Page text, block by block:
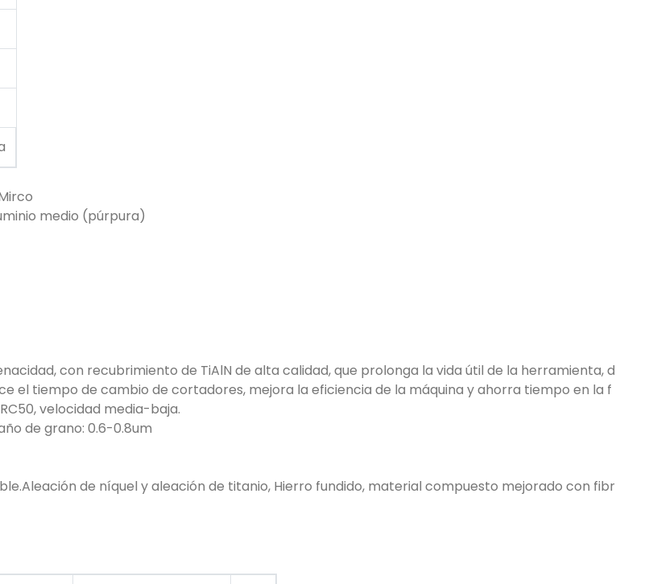
medio (púrpura)
con recubrimiento de TiAlN de alta calidad, que prolonga la vida útil de la herramienta, d
el tiempo de cambio de cortadores, mejora la eficiencia de la máquina y ahorra tiempo en la f
velocidad media-baja.
de grano: 0.6-0.8um
de níquel y aleación de titanio, Hierro fundido, material compuesto mejorado con fibr